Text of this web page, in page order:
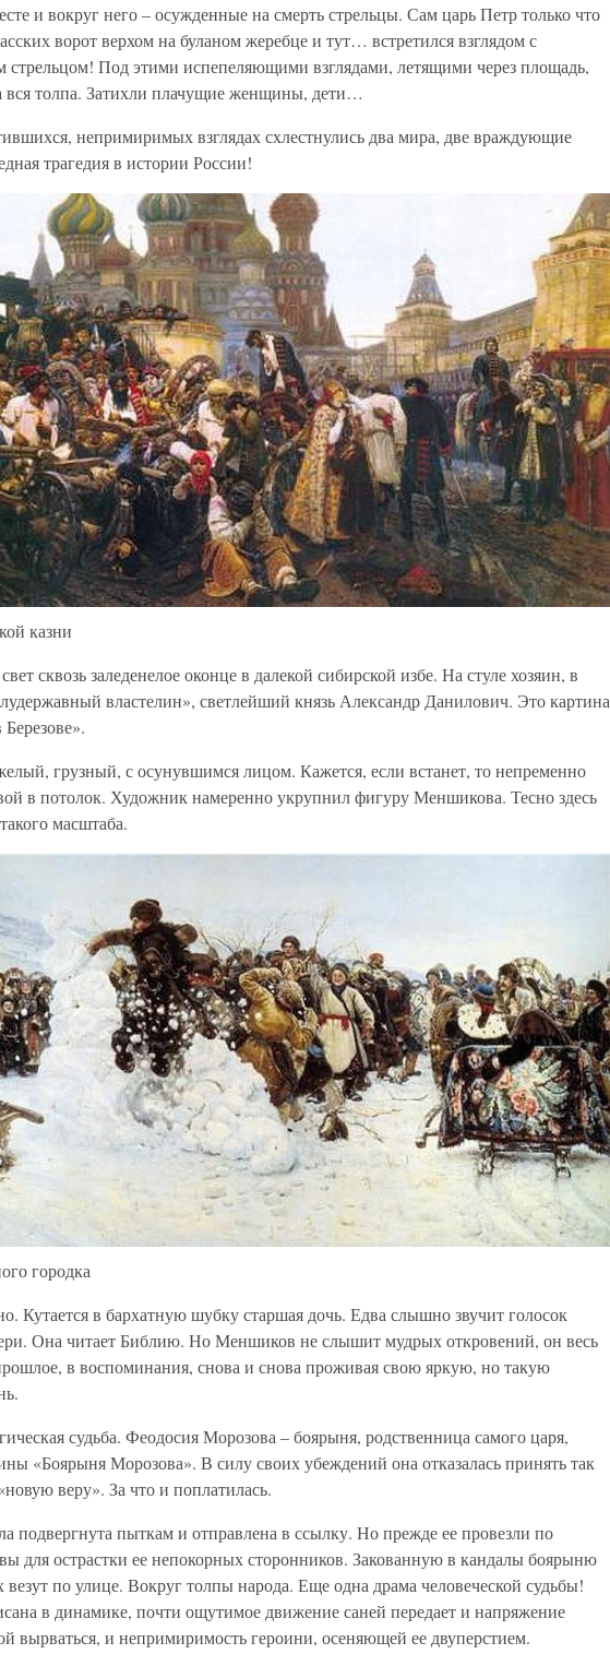
и вокруг него – осужденные на смерть стрельцы. Сам царь Петр только что
ворот верхом на буланом жеребце и тут… встретился взглядом с
Под этими испепеляющими взглядами, летящими через площадь,
вся толпа. Затихли плачущие женщины, дети…
непримиримых взглядах схлестнулись два мира, две враждующие
трагедия в истории России!
казни
сквозь заледенелое оконце в далекой сибирской избе. На стуле хозяин, в
властелин», светлейший князь Александр Данилович. Это картина
грузный, с осунувшимся лицом. Кажется, если встанет, то непременно
в потолок. Художник намеренно укрупнил фигуру Меншикова. Тесно здесь
масштаба.
городка
Кутается в бархатную шубку старшая дочь. Едва слышно звучит голосок
Она читает Библию. Но Меншиков не слышит мудрых откровений, он весь
в воспоминания, снова и снова проживая свою яркую, но такую
судьба. Феодосия Морозова – боярыня, родственница самого царя,
«Боярыня Морозова». В силу своих убеждений она отказалась принять так
веру». За что и поплатилась.
подвергнута пыткам и отправлена в ссылку. Но прежде ее провезли по
для острастки ее непокорных сторонников. Закованную в кандалы боярыню
везут по улице. Вокруг толпы народа. Еще одна драма человеческой судьбы!
в динамике, почти ощутимое движение саней передает и напряжение
вырваться, и непримиримость героини, осеняющей ее двуперстием.